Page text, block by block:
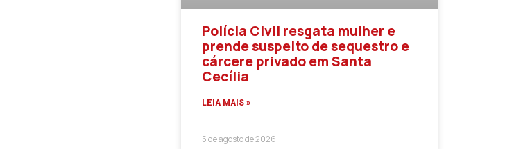
Polícia Civil resgata mulher e
prende suspeito de sequestro e
cárcere privado em Santa
Cecília
LEIA MAIS »
5 de agosto de 2026